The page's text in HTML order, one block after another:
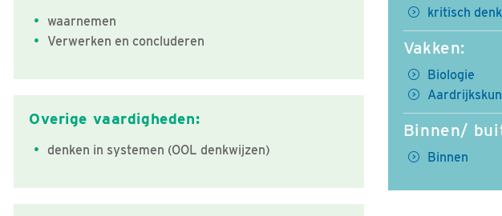
waarnemen
Verwerken en concluderen
Overige vaardigheden:
denken in systemen (OOL denkwijzen)
kritisch
Vakken:
Biologie
Binnen/
Binnen